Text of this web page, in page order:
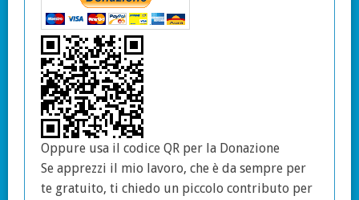
Oppure usa il codice QR per la Donazione
Se apprezzi il mio lavoro, che è da sempre per
te gratuito, ti chiedo un piccolo contributo per